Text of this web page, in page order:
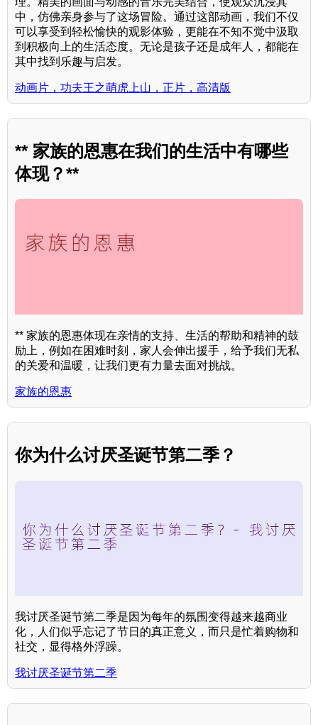
中，仿佛亲身参与了这场冒险。通过这部动画，我们不仅
可以享受到轻松愉快的观影体验，更能在不知不觉中汲取
到积极向上的生活态度。无论是孩子还是成年人，都能在
其中找到乐趣与启发。
动画片，功夫王之萌虎上山，正片，高清版
** 家族的恩惠在我们的生活中有哪些
体现？**
** 家族的恩惠体现在亲情的支持、生活的帮助和精神的鼓
励上，例如在困难时刻，家人会伸出援手，给予我们无私
的关爱和温暖，让我们更有力量去面对挑战。
家族的恩惠
你为什么讨厌圣诞节第二季？
我讨厌圣诞节第二季是因为每年的氛围变得越来越商业
化，人们似乎忘记了节日的真正意义，而只是忙着购物和
社交，显得格外浮躁。
我讨厌圣诞节第二季